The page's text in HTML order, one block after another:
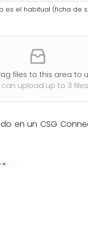
el habitual (ficha de
files to this area to
can upload up to 3
en un CSG
*